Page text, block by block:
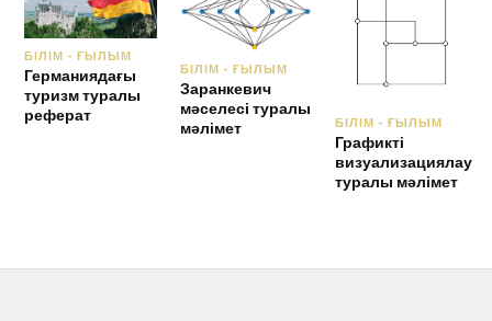
БІЛІМ - ҒЫЛЫМ
Германиядағы
туризм туралы
реферат
БІЛІМ - ҒЫЛЫМ
Заранкевич
мәселесі туралы
мәлімет
БІЛІМ - ҒЫЛЫМ
Графикті
визуализациялау
туралы мәлімет